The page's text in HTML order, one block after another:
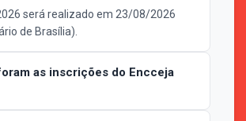
será realizado em 23/08/2026
de Brasília).
as inscrições do Encceja